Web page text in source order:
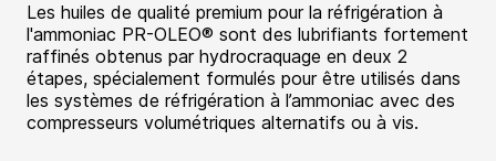
Les huiles de qualité premium pour la réfrigération à
l'ammoniac PR-OLEO® sont des lubrifiants fortement
raffinés obtenus par hydrocraquage en deux 2
étapes, spécialement formulés pour être utilisés dans
les systèmes de réfrigération à l’ammoniac avec des
compresseurs volumétriques alternatifs ou à vis.